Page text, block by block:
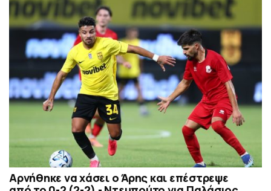
Αρνήθηκε να χάσει ο Άρης και επέστρεψε